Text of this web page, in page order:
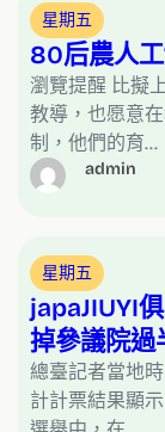
星期五
80后農人
瀏覽提醒 比擬
教導，也愿意
制，他們的育…
admin
星期五
japaJIUYI
掉參議院過
總臺記者當地
計計票結果顯